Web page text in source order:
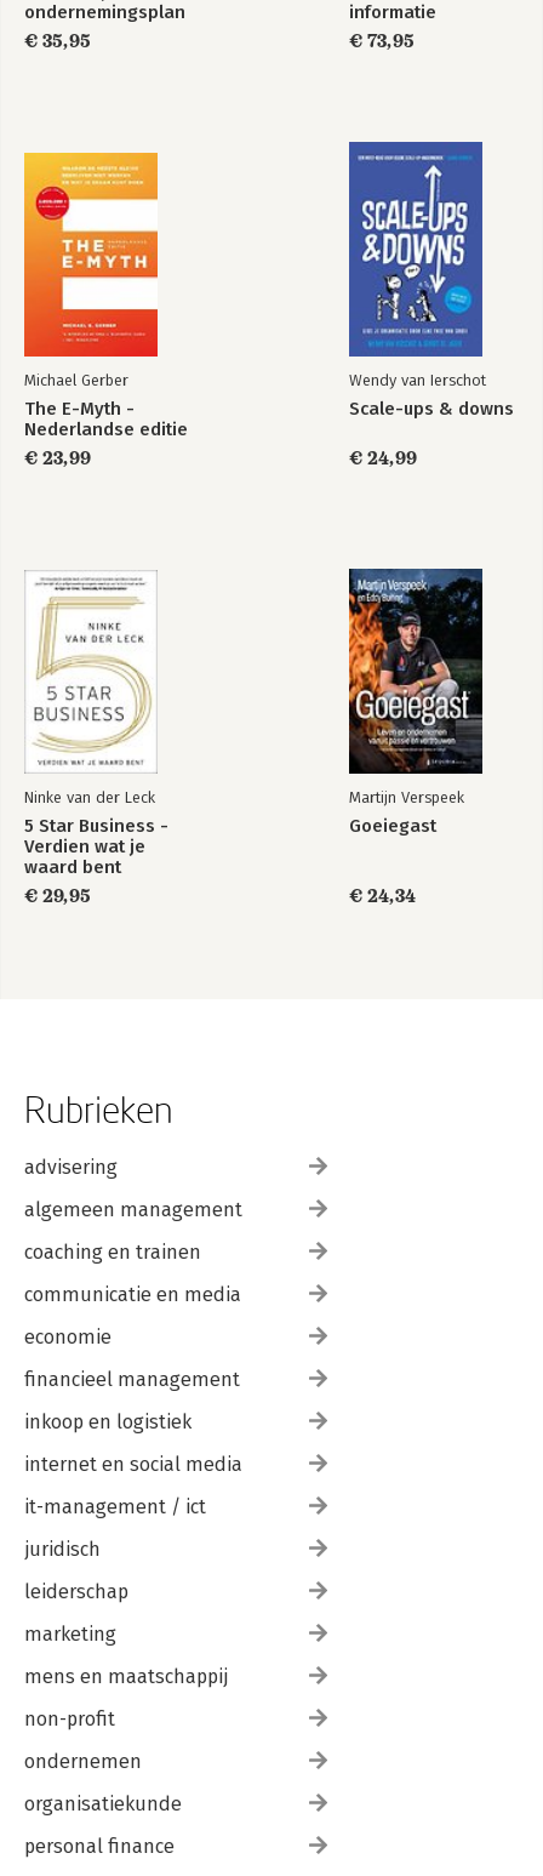
Pijler 5 – Empathie
Pijler 6 – Kwetsbaarheid
Stel je kwetsbaar op
Je hoeft niet alles te kunnen en te weten
Nawoord - HOE DOE IK DAT TOCH?
Tot slot - DANKWOORD
OVER DE AUTEUR
BONUS
MEER LEREN
ondernemingsplan
€ 35,95
informatie
€ 73,95
Michael Gerber
The E-Myth -
Nederlandse editie
€ 23,99
Wendy van Ierschot
Scale-ups & downs
€ 24,99
Ninke van der Leck
5 Star Business -
Verdien wat je
waard bent
€ 29,95
Martijn Verspeek
Goeiegast
€ 24,34
Rubrieken
advisering
algemeen management
coaching en trainen
communicatie en media
economie
financieel management
inkoop en logistiek
internet en social media
it-management / ict
juridisch
leiderschap
marketing
mens en maatschappij
non-profit
ondernemen
organisatiekunde
personal finance